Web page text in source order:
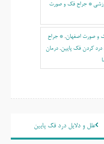
* جراح فک و صورت
و صورت اصفهان, * جراح
درد کردن فک پایین,درمان
علل و دلایل درد فک پایین